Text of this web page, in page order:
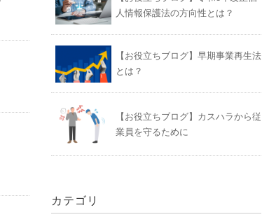
人情報保護法の方向性とは？
【お役立ちブログ】早期事業再生法
とは？
【お役立ちブログ】カスハラから従
業員を守るために
カテゴリ